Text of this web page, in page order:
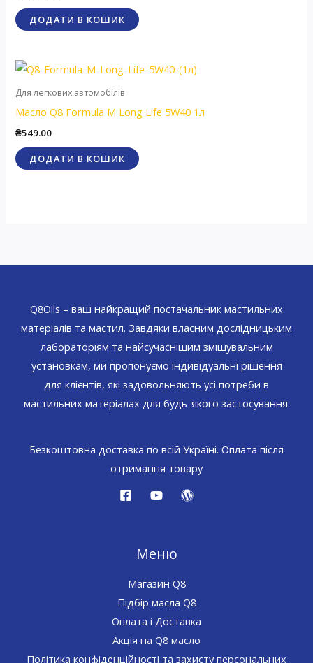
ДОДАТИ В КОШИК
Для легкових автомобілів
Масло Q8 Formula M Long Life 5W40 1л
₴549.00
ДОДАТИ В КОШИК
Q8Oils – ваш найкращий постачальник мастильних
матеріалів та мастил. Завдяки власним дослідницьким
лабораторіям та найсучаснішим змішувальним
установкам, ми пропонуємо індивідуальні рішення
для клієнтів, які задовольняють усі потреби в
мастильних матеріалах для будь-якого застосування.
Безкоштовна доставка по всій Україні. Оплата після
отримання товару
Меню
Магазин Q8
Підбір масла Q8
Оплата і Доставка
Акція на Q8 масло
Політика конфіденційності та захисту персональних